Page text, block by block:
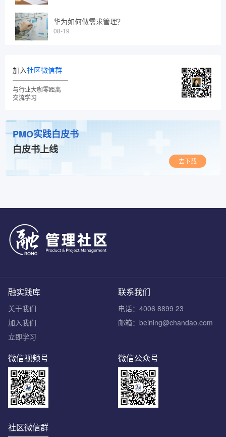
华为如何做需求管理？
08-19
加入社区微信群
与行业大咖零距离
交流学习
PMO实践白皮书
白皮书上线
去下载
联系我们
电话：4006 8899 23
邮箱：beining@chandao.com
融实践库
关于我们
加入我们
立即学习
微信公众号
微信视频号
社区微信群